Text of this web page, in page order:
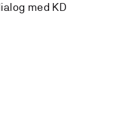
med KD